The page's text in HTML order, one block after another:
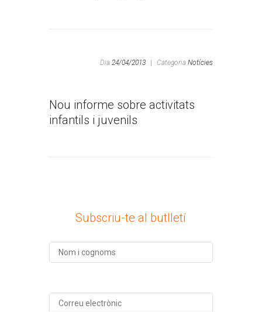
Dia 24/04/2013 Categoria Notícies
Nou informe sobre activitats
infantils i juvenils
Subscriu-te al butlletí